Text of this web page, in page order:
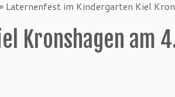
» Laternenfest im Kindergarten Kiel
Kronshagen am